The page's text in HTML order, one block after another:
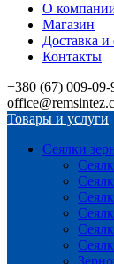
О
Магазин
Доставка и
Контакты
+380 (67) 009-
Товары и услуги
Сеялки